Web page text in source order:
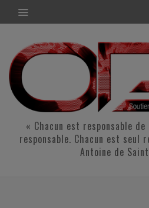
« Chacun est responsable
responsable. Chacun est seul
Antoine de